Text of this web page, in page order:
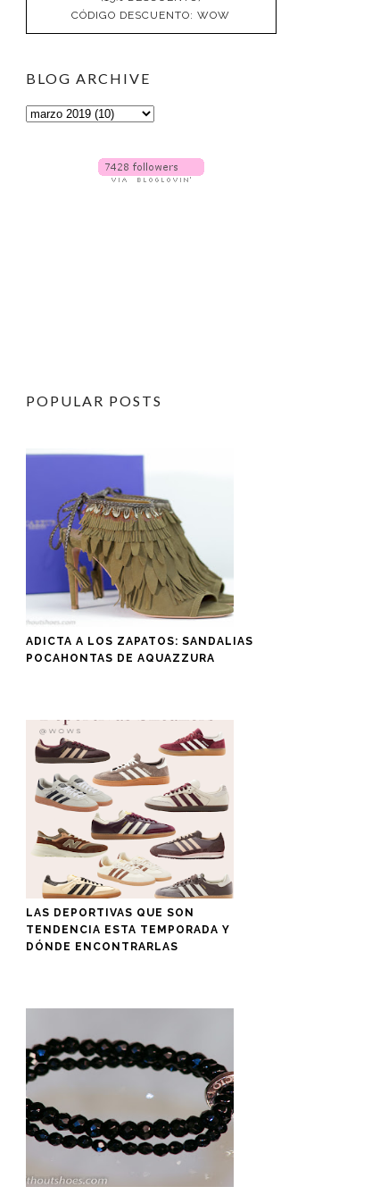
CÓDIGO DESCUENTO: WOW
BLOG ARCHIVE
POPULAR POSTS
ADICTA A LOS ZAPATOS: SANDALIAS
POCAHONTAS DE AQUAZZURA
LAS DEPORTIVAS QUE SON
TENDENCIA ESTA TEMPORADA Y
DÓNDE ENCONTRARLAS